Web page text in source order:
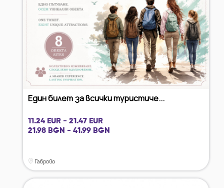
Един билет за всички туристиче...
11.24 EUR - 21.47 EUR
21.98 BGN - 41.99 BGN
Габрово